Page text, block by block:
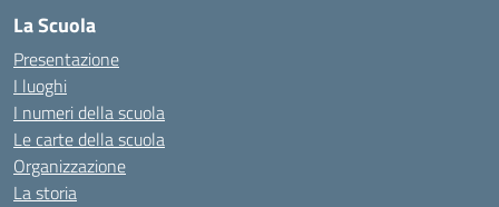
La Scuola
Presentazione
I luoghi
I numeri della scuola
Le carte della scuola
Organizzazione
La storia